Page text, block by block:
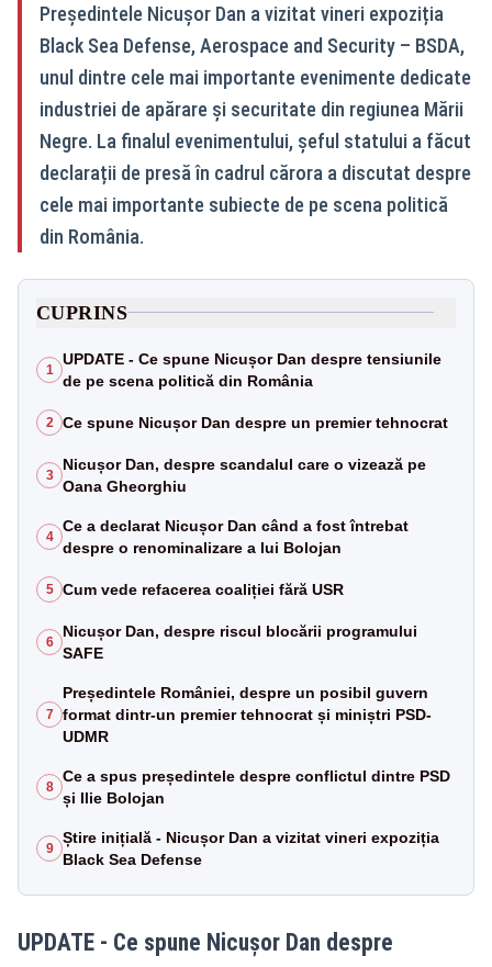
Președintele Nicușor Dan a vizitat vineri expoziția
Black Sea Defense, Aerospace and Security – BSDA,
unul dintre cele mai importante evenimente dedicate
industriei de apărare și securitate din regiunea Mării
Negre. La finalul evenimentului, șeful statului a făcut
declarații de presă în cadrul cărora a discutat despre
cele mai importante subiecte de pe scena politică
din România.
CUPRINS
1
UPDATE - Ce spune Nicușor Dan despre tensiunile
de pe scena politică din România
2 Ce spune Nicușor Dan despre un premier tehnocrat
3
Nicușor Dan, despre scandalul care o vizează pe
Oana Gheorghiu
4
Ce a declarat Nicușor Dan când a fost întrebat
despre o renominalizare a lui Bolojan
5 Cum vede refacerea coaliției fără USR
6
Nicușor Dan, despre riscul blocării programului
SAFE
7
Președintele României, despre un posibil guvern
format dintr-un premier tehnocrat și miniștri PSD-
UDMR
8
Ce a spus președintele despre conflictul dintre PSD
și Ilie Bolojan
9
Știre inițială - Nicușor Dan a vizitat vineri expoziția
Black Sea Defense
UPDATE - Ce spune Nicușor Dan despre